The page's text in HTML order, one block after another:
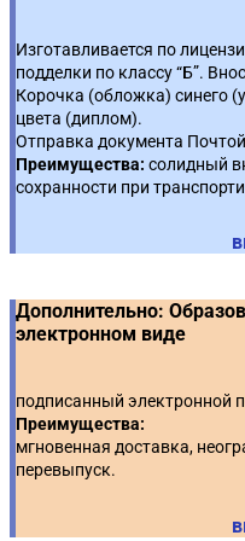
7
контрактов.
8
Неустойки (штрафы,
контракта.
9
Расторжение
практика ФАС.
6
Разработка
заказчика:
примеры.
4
постановлений о
Изготавливается по
подделки по классу “Б”.
Корочка (обложка) синего
цвета (диплом).
Отправка документа
Преимущества: солидный
сохранности при
Дополнительно:
электронном виде
подписанный электронной
Преимущества:
мгновенная доставка,
перевыпуск.